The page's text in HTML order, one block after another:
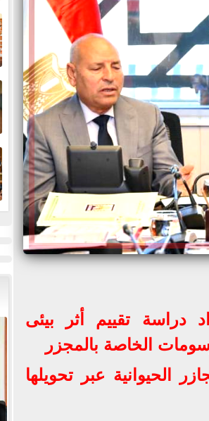
تقييم أثر بيئى
الخاصة بالمجزر
الحيوانية عبر تحويلها